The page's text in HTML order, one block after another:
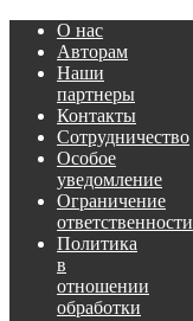
О нас
Авторам
Наши
партнеры
Контакты
Сотрудничество
Особое
уведомление
Ограничение
ответственности
Политика
в
отношении
обработки